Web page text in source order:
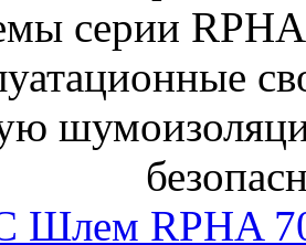
серии
Шлем RPHA